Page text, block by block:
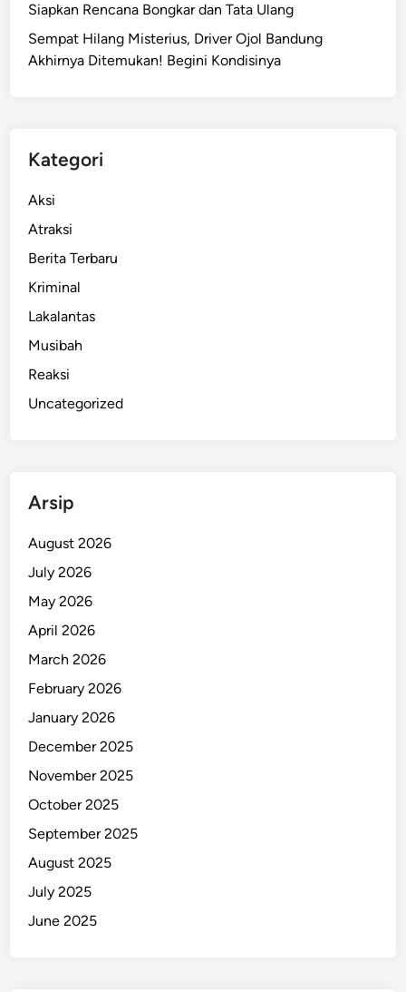
Siapkan Rencana Bongkar dan Tata Ulang
Sempat Hilang Misterius, Driver Ojol Bandung
Akhirnya Ditemukan! Begini Kondisinya
Kategori
Aksi
Atraksi
Berita Terbaru
Kriminal
Lakalantas
Musibah
Reaksi
Uncategorized
Arsip
August 2026
July 2026
May 2026
April 2026
March 2026
February 2026
January 2026
December 2025
November 2025
October 2025
September 2025
August 2025
July 2025
June 2025